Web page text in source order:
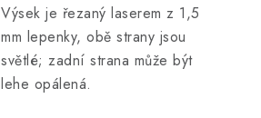
Výsek je řezaný laserem z 1,5
mm lepenky, obě strany jsou
světlé; zadní strana může být
lehe opálená.